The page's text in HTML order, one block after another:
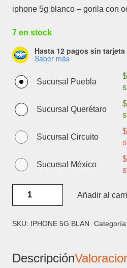
iphone 5g blanco – gorila con
7 en stock
Hasta 12 pagos sin tarjeta
Saber más
Sucursal Puebla
$
Sucursal Querétaro
$
Sucursal Circuito
$
Sucursal México
$
-
OCA
Añadir al
SKU: IPHONE 5G BLAN Categoría:
Descripción